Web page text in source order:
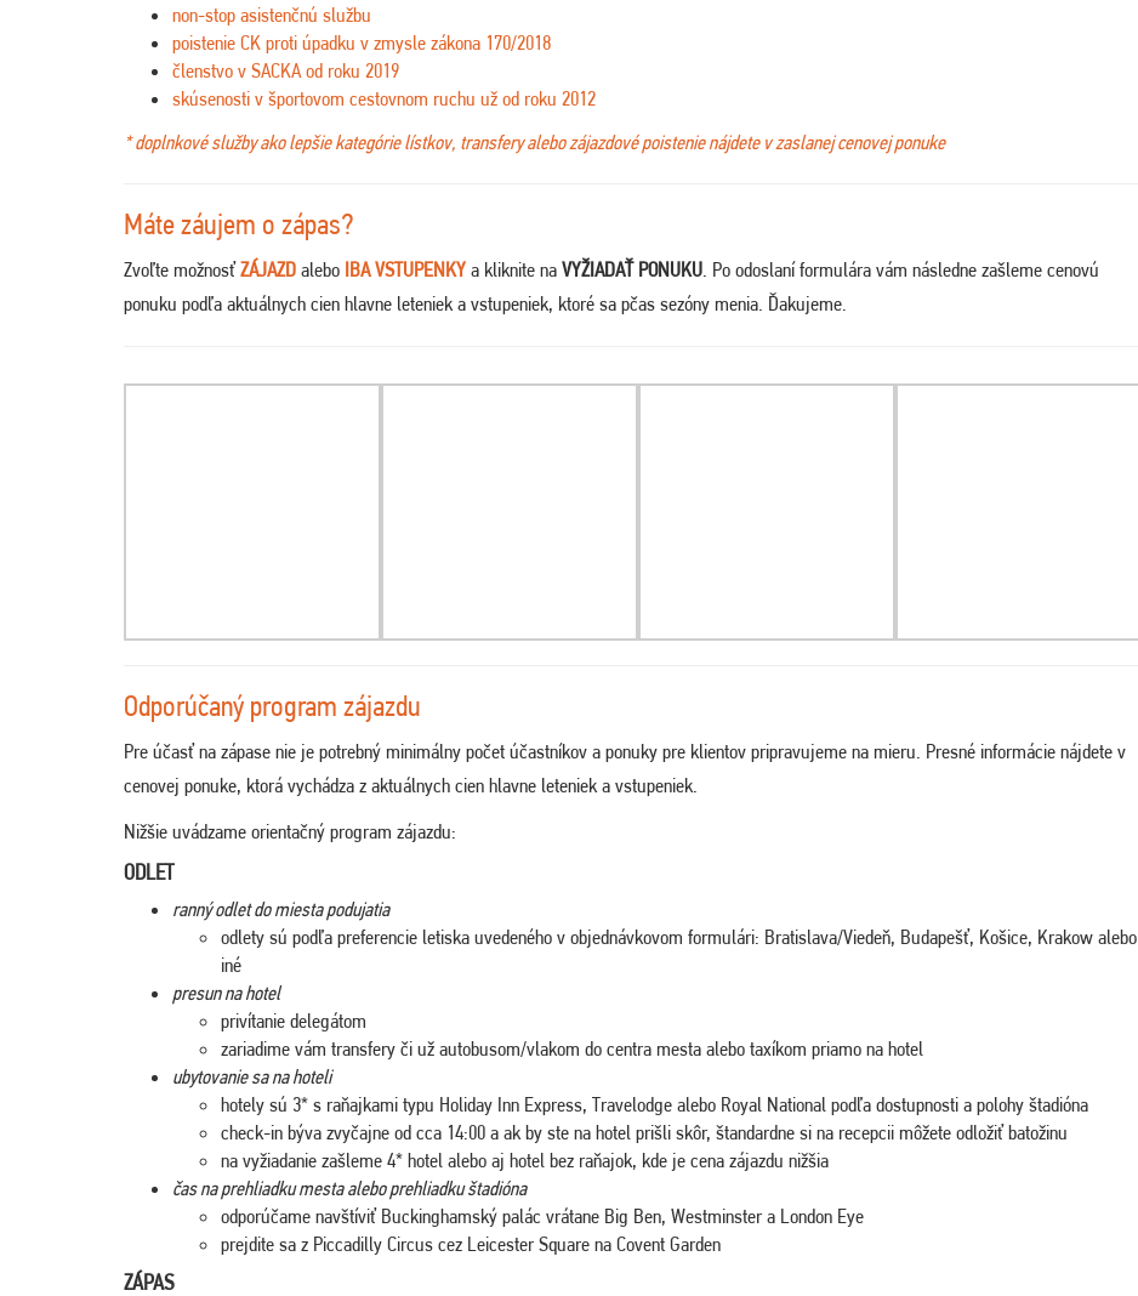
non-stop asistenčnú službu
poistenie CK proti úpadku v zmysle zákona 170/2018
členstvo v SACKA od roku 2019
skúsenosti v športovom cestovnom ruchu už od roku 2012
* doplnkové služby ako lepšie kategórie lístkov, transfery alebo zájazdové poistenie nájdete v zaslanej cenovej ponuke
Máte záujem o zápas?
Zvoľte možnosťZÁJAZD alebo IBA VSTUPENKY a kliknite na VYŽIADAŤ PONUKU. Po odoslaní formulára vám následne zašleme cenovú
ponuku podľa aktuálnych cien hlavne leteniek a vstupeniek, ktoré sa pčas sezóny menia. Ďakujeme.
Odporúčaný program zájazdu
Pre účasť na zápase nie je potrebný minimálny počet účastníkov a ponuky pre klientov pripravujeme na mieru. Presné informácie nájdete v
cenovej ponuke, ktorá vychádza z aktuálnych cien hlavne leteniek a vstupeniek.
Nižšie uvádzame orientačný program zájazdu:
ODLET
ranný odlet do miesta podujatia
odlety sú podľa preferencie letiska uvedeného v objednávkovom formulári: Bratislava/Viedeň, Budapešť, Košice, Krakow alebo
iné
presun na hotel
privítanie delegátom
zariadime vám transfery či už autobusom/vlakom do centra mesta alebo taxíkom priamo na hotel
ubytovanie sa na hoteli
hotely sú 3* s raňajkami typu Holiday Inn Express, Travelodge alebo Royal National podľa dostupnosti a polohy štadióna
check-in býva zvyčajne od cca 14:00 a ak by ste na hotel prišli skôr, štandardne si na recepcii môžete odložiť batožinu
na vyžiadanie zašleme 4* hotel alebo aj hotel bez raňajok, kde je cena zájazdu nižšia
čas na prehliadku mesta alebo prehliadku štadióna
odporúčame navštíviť Buckinghamský palác vrátane Big Ben, Westminster a London Eye
prejdite sa z Piccadilly Circus cez Leicester Square na Covent Garden
ZÁPAS